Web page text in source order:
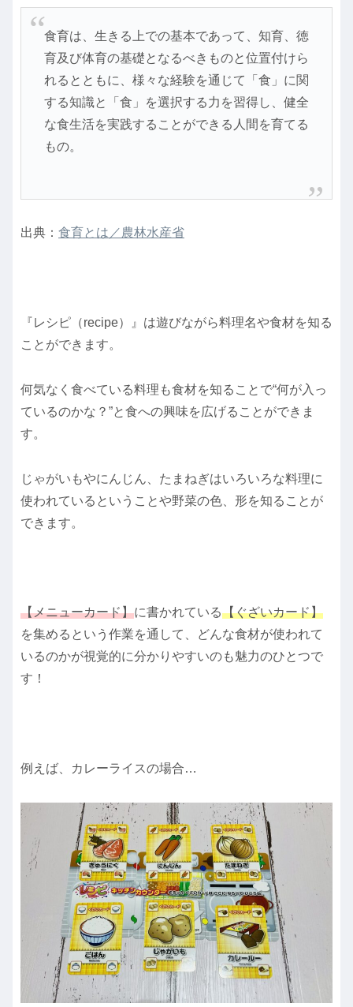
食育は、生きる上での基本であって、知育、徳
育及び体育の基礎となるべきものと位置付けら
れるとともに、様々な経験を通じて「食」に関
する知識と「食」を選択する力を習得し、健全
な食生活を実践することができる人間を育てる
もの。
出典： 食育とは／農林水産省
『レシピ（recipe）』は遊びながら料理名や食材を知る
ことができます。
何気なく食べている料理も食材を知ることで“何が入っ
ているのかな？”と食への興味を広げることができま
す。
じゃがいもやにんじん、たまねぎはいろいろな料理に
使われているということや野菜の色、形を知ることが
できます。
【メニューカード】に書かれている【ぐざいカード】
を集めるという作業を通して、どんな食材が使われて
いるのかが視覚的に分かりやすいのも魅力のひとつで
す！
例えば、カレーライスの場合…